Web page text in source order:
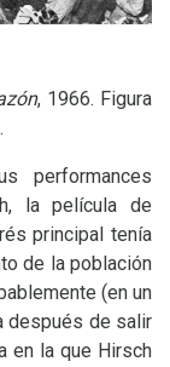
, 1966. Figura
performances
la película de
principal tenía
de la población
(en un
después de salir
en la que Hirsch